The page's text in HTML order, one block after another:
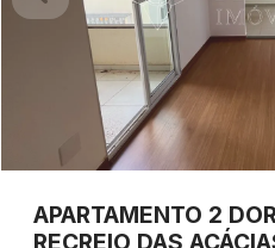
APARTAMENTO 2
RECREIO DAS